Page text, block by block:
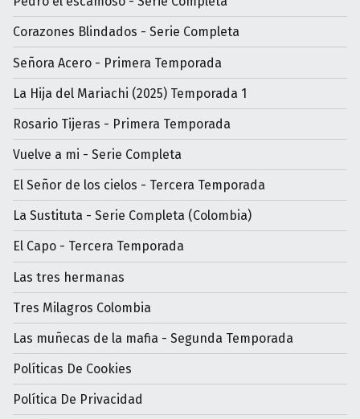
Corazones Blindados - Serie Completa
Señora Acero - Primera Temporada
La Hija del Mariachi (2025) Temporada 1
Rosario Tijeras - Primera Temporada
Vuelve a mi - Serie Completa
El Señor de los cielos - Tercera Temporada
La Sustituta - Serie Completa (Colombia)
El Capo - Tercera Temporada
Las tres hermanas
Tres Milagros Colombia
Las muñecas de la mafia - Segunda Temporada
Políticas De Cookies
Política De Privacidad